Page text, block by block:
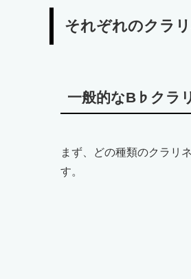
それぞれのクラ
一般的なB♭クラ
まず、どの種類のクラリ
す。